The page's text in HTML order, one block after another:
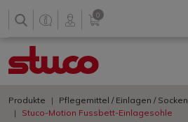
0
Produkte
Pflegemittel / Einlagen / Socken
Stuco-Motion Fussbett-Einlagesohle